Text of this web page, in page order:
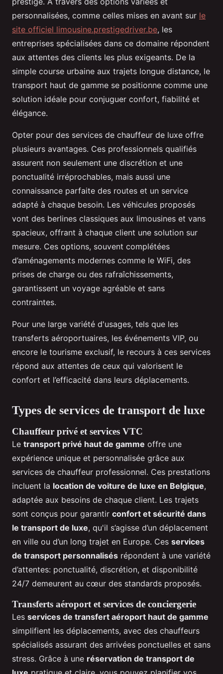
personnalisées, comme celles mises en avant sur le
site officiel limousine.prestigedriver.be, les
entreprises spécialisées dans ce domaine répondent
aux attentes des clients les plus exigeants. De la
simple course urbaine aux trajets longue distance, le
transport haut de gamme se positionne comme une
solution idéale pour conjuguer confort, fiabilité et
élégance.
Opter pour des services de chauffeur de luxe offre
plusieurs avantages. Ces professionnels qualifiés
assurent non seulement une discrétion et une
ponctualité irréprochables, mais aussi une
connaissance parfaite des routes et un service
adapté à chaque besoin. Les véhicules proposés
vont des berlines classiques aux limousines et vans
spacieux, offrant à chaque client une solution sur
mesure. Ces options, souvent complétées
d’aménagements modernes comme le WiFi, des
prises de charge ou des rafraîchissements,
garantissent un voyage agréable et sans
contraintes.
Pour une large variété d'usages, tels que les
transferts aéroportuaires, les événements VIP, ou
encore le tourisme exclusif, le recours à ces services
répond aux attentes de ceux qui valorisent le
confort et l’efficacité dans leurs déplacements.
Types de services de transport de luxe
Chauffeur privé et services VTC
Le transport privé haut de gamme offre une
expérience unique et personnalisée grâce aux
services de chauffeur professionnel. Ces prestations
incluent la location de voiture de luxe en Belgique,
adaptée aux besoins de chaque client. Les trajets
sont conçus pour garantir confort et sécurité dans
le transport de luxe, qu'il s’agisse d’un déplacement
en ville ou d’un long trajet en Europe. Ces services
de transport personnalisés répondent à une variété
d’attentes: ponctualité, discrétion, et disponibilité
24/7 demeurent au cœur des standards proposés.
Transferts aéroport et services de conciergerie
Les services de transfert aéroport haut de gamme
simplifient les déplacements, avec des chauffeurs
spécialisés assurant des arrivées ponctuelles et sans
stress. Grâce à une réservation de transport de